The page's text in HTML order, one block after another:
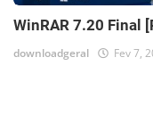
WinRAR 7.20 Final
downloadgeral Fev 7,